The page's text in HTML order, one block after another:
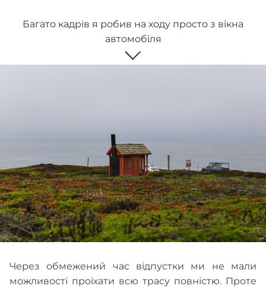
Багато кадрів я робив на ходу просто з вікна
автомобіля
Через обмежений час відпустки ми не мали
можливості проїхати всю трасу повністю. Проте